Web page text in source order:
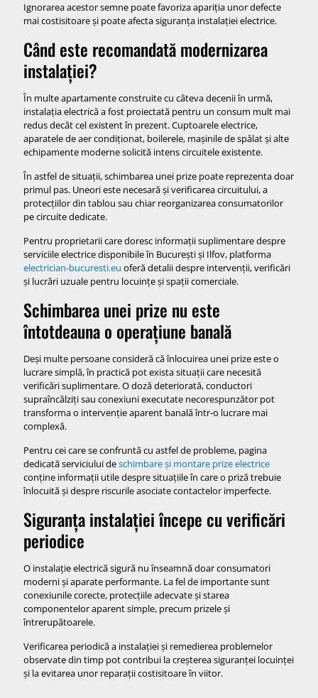
Ignorarea acestor semne poate favoriza apariția unor defecte
mai costisitoare și poate afecta siguranța instalației electrice.
Când este recomandată modernizarea
instalației?
În multe apartamente construite cu câteva decenii în urmă,
instalația electrică a fost proiectată pentru un consum mult mai
redus decât cel existent în prezent. Cuptoarele electrice,
aparatele de aer condiționat, boilerele, mașinile de spălat și alte
echipamente moderne solicită intens circuitele existente.
În astfel de situații, schimbarea unei prize poate reprezenta doar
primul pas. Uneori este necesară și verificarea circuitului, a
protecțiilor din tablou sau chiar reorganizarea consumatorilor
pe circuite dedicate.
Pentru proprietarii care doresc informații suplimentare despre
serviciile electrice disponibile în București și Ilfov, platforma
electrician-bucuresti.eu oferă detalii despre intervenții, verificări
și lucrări uzuale pentru locuințe și spații comerciale.
Schimbarea unei prize nu este
întotdeauna o operațiune banală
Deși multe persoane consideră că înlocuirea unei prize este o
lucrare simplă, în practică pot exista situații care necesită
verificări suplimentare. O doză deteriorată, conductori
supraîncălziți sau conexiuni executate necorespunzător pot
transforma o intervenție aparent banală într-o lucrare mai
complexă.
Pentru cei care se confruntă cu astfel de probleme, pagina
dedicată serviciului deschimbare și montare prize electrice
conține informații utile despre situațiile în care o priză trebuie
înlocuită și despre riscurile asociate contactelor imperfecte.
Siguranța instalației începe cu verificări
periodice
O instalație electrică sigură nu înseamnă doar consumatori
moderni și aparate performante. La fel de importante sunt
conexiunile corecte, protecțiile adecvate și starea
componentelor aparent simple, precum prizele și
întrerupătoarele.
Verificarea periodică a instalației și remedierea problemelor
observate din timp pot contribui la creșterea siguranței locuinței
și la evitarea unor reparații costisitoare în viitor.